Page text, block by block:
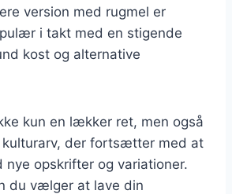
version med rugmel er
i takt med en stigende
kost og alternative
kun en lækker ret, men også
kulturarv, der fortsætter med at
nye opskrifter og variationer.
du vælger at lave din